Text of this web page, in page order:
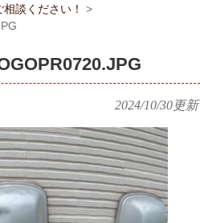
談ください！
>
2024/10/30更新